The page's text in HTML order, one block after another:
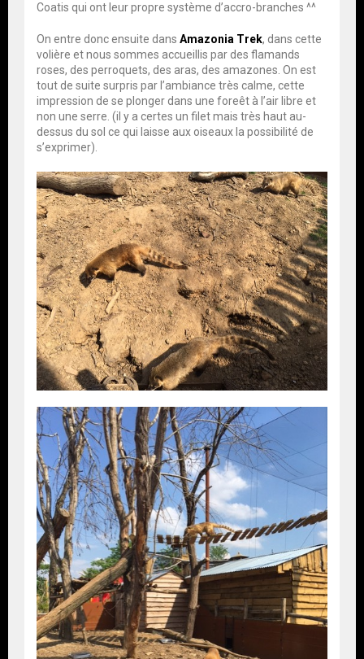
Coatis qui ont leur propre système d’accro-branches ^^
On entre donc ensuite dans Amazonia Trek, dans cette
volière et nous sommes accueillis par des flamands
roses, des perroquets, des aras, des amazones. On est
tout de suite surpris par l’ambiance très calme, cette
impression de se plonger dans une foreêt à l’air libre et
non une serre. (il y a certes un filet mais très haut au-
dessus du sol ce qui laisse aux oiseaux la possibilité de
s’exprimer).